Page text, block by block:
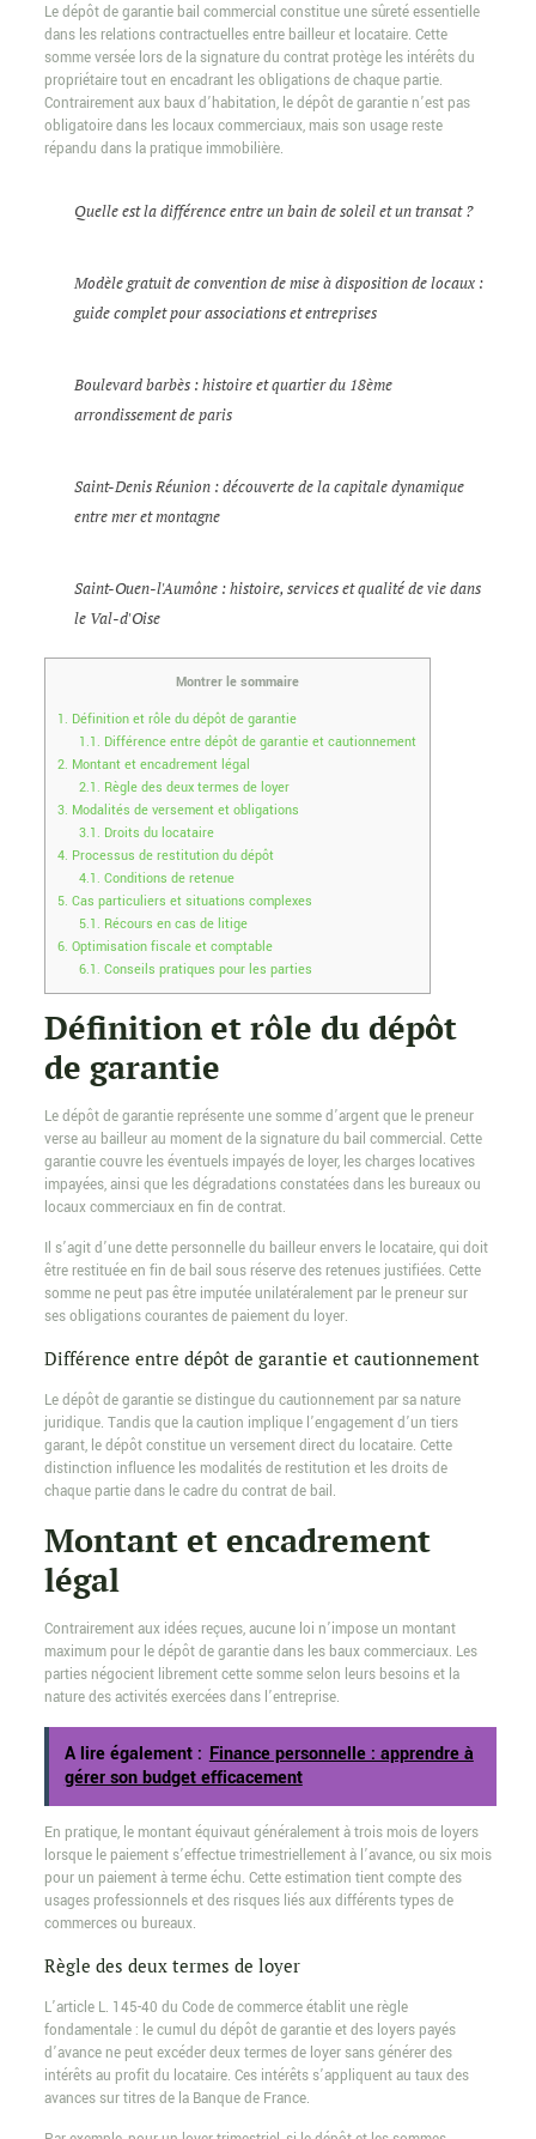
Le dépôt de garantie bail commercial constitue une sûreté essentielle
dans les relations contractuelles entre bailleur et locataire. Cette
somme versée lors de la signature du contrat protège les intérêts du
propriétaire tout en encadrant les obligations de chaque partie.
Contrairement aux baux d’habitation, le dépôt de garantie n’est pas
obligatoire dans les locaux commerciaux, mais son usage reste
répandu dans la pratique immobilière.
Quelle est la différence entre un bain de soleil et un transat ?
Modèle gratuit de convention de mise à disposition de locaux :
guide complet pour associations et entreprises
Boulevard barbès : histoire et quartier du 18ème
arrondissement de paris
Saint-Denis Réunion : découverte de la capitale dynamique
entre mer et montagne
Saint-Ouen-l'Aumône : histoire, services et qualité de vie dans
le Val-d'Oise
Montrer le sommaire
1. Définition et rôle du dépôt de garantie
1.1. Différence entre dépôt de garantie et cautionnement
2. Montant et encadrement légal
2.1. Règle des deux termes de loyer
3. Modalités de versement et obligations
3.1. Droits du locataire
4. Processus de restitution du dépôt
4.1. Conditions de retenue
5. Cas particuliers et situations complexes
5.1. Récours en cas de litige
6. Optimisation fiscale et comptable
6.1. Conseils pratiques pour les parties
Définition et rôle du dépôt
de garantie
Le dépôt de garantie représente une somme d’argent que le preneur
verse au bailleur au moment de la signature du bail commercial. Cette
garantie couvre les éventuels impayés de loyer, les charges locatives
impayées, ainsi que les dégradations constatées dans les bureaux ou
locaux commerciaux en fin de contrat.
Il s’agit d’une dette personnelle du bailleur envers le locataire, qui doit
être restituée en fin de bail sous réserve des retenues justifiées. Cette
somme ne peut pas être imputée unilatéralement par le preneur sur
ses obligations courantes de paiement du loyer.
Différence entre dépôt de garantie et cautionnement
Le dépôt de garantie se distingue du cautionnement par sa nature
juridique. Tandis que la caution implique l’engagement d’un tiers
garant, le dépôt constitue un versement direct du locataire. Cette
distinction influence les modalités de restitution et les droits de
chaque partie dans le cadre du contrat de bail.
Montant et encadrement
légal
Contrairement aux idées reçues, aucune loi n’impose un montant
maximum pour le dépôt de garantie dans les baux commerciaux. Les
parties négocient librement cette somme selon leurs besoins et la
nature des activités exercées dans l’entreprise.
A lire également : Finance personnelle : apprendre à
gérer son budget efficacement
En pratique, le montant équivaut généralement à trois mois de loyers
lorsque le paiement s’effectue trimestriellement à l’avance, ou six mois
pour un paiement à terme échu. Cette estimation tient compte des
usages professionnels et des risques liés aux différents types de
commerces ou bureaux.
Règle des deux termes de loyer
L’article L. 145-40 du Code de commerce établit une règle
fondamentale : le cumul du dépôt de garantie et des loyers payés
d’avance ne peut excéder deux termes de loyer sans générer des
intérêts au profit du locataire. Ces intérêts s’appliquent au taux des
avances sur titres de la Banque de France.